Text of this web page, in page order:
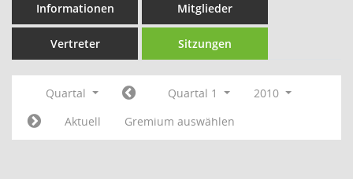
Informationen Mitglieder
Vertreter Sitzungen
Quartal Quartal 1
2010
Aktuell
Gremium auswählen